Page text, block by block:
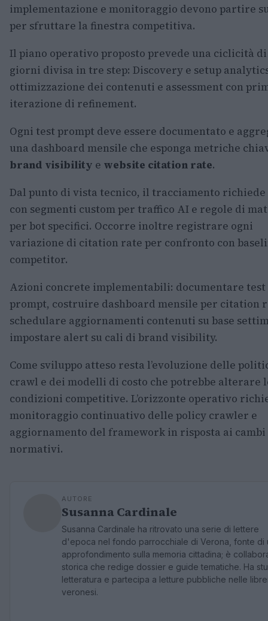
implementazione e monitoraggio devono partire
per sfruttare la finestra competitiva.
Il piano operativo proposto prevede una ciclicità di
giorni divisa in tre step: Discovery e setup
ottimizzazione dei contenuti e assessment con
iterazione di refinement.
Ogni test prompt deve essere documentato e
una dashboard mensile che esponga metriche
brand visibility e website citation rate.
Dal punto di vista tecnico, il tracciamento richiede
con segmenti custom per traffico AI e regole di
per bot specifici. Occorre inoltre registrare ogni
variazione di citation rate per confronto con
competitor.
Azioni concrete implementabili: documentare test
prompt, costruire dashboard mensile per citation
schedulare aggiornamenti contenuti su base
impostare alert su cali di brand visibility.
Come sviluppo atteso resta l’evoluzione delle
crawl e dei modelli di costo che potrebbe alterare
condizioni competitive. L’orizzonte operativo
monitoraggio continuativo delle policy crawler e
aggiornamento del framework in risposta ai cambi
normativi.
AUTORE
Susanna Cardinale
Susanna Cardinale ha ritrovato una serie di lettere
d'epoca nel fondo parrocchiale di Verona, fonte di
approfondimento sulla memoria cittadina; è
storica che redige dossier e guide tematiche. Ha
letteratura e partecipa a letture pubbliche nelle
veronesi.